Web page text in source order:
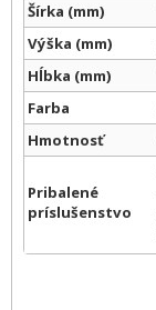
Šírka (mm)
Výška (mm)
Hĺbka (mm)
Farba
Hmotnosť
Pribalené
príslušenstvo